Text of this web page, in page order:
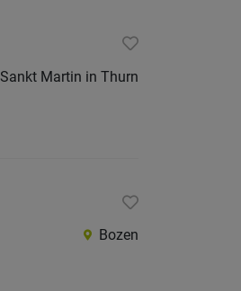
Sankt Martin in Thurn
Bozen